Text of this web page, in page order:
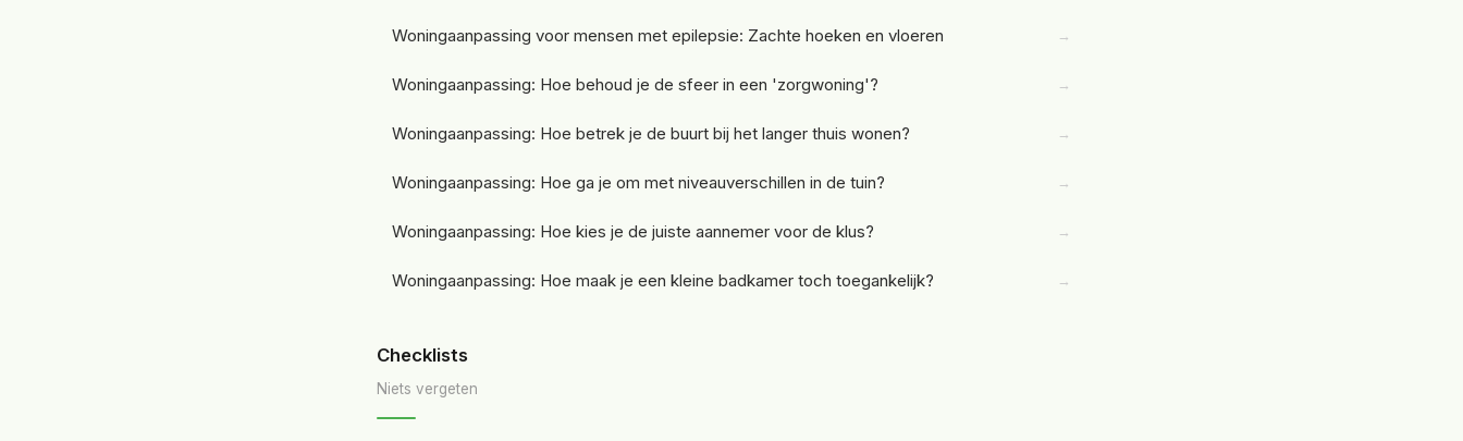
Woningaanpassing voor mensen met epilepsie: Zachte hoeken en vloeren →
Woningaanpassing: Hoe behoud je de sfeer in een 'zorgwoning'? →
Woningaanpassing: Hoe betrek je de buurt bij het langer thuis wonen? →
Woningaanpassing: Hoe ga je om met niveauverschillen in de tuin? →
Woningaanpassing: Hoe kies je de juiste aannemer voor de klus? →
Woningaanpassing: Hoe maak je een kleine badkamer toch toegankelijk? →
Checklists
Niets vergeten